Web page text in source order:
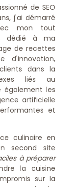
de SEO
j'ai démarré
mon tout
dédié à ma
de recettes
d'innovation,
dans la
liés au
également les
artificielle
et
culinaire en
second site
à préparer
la cuisine
sur la